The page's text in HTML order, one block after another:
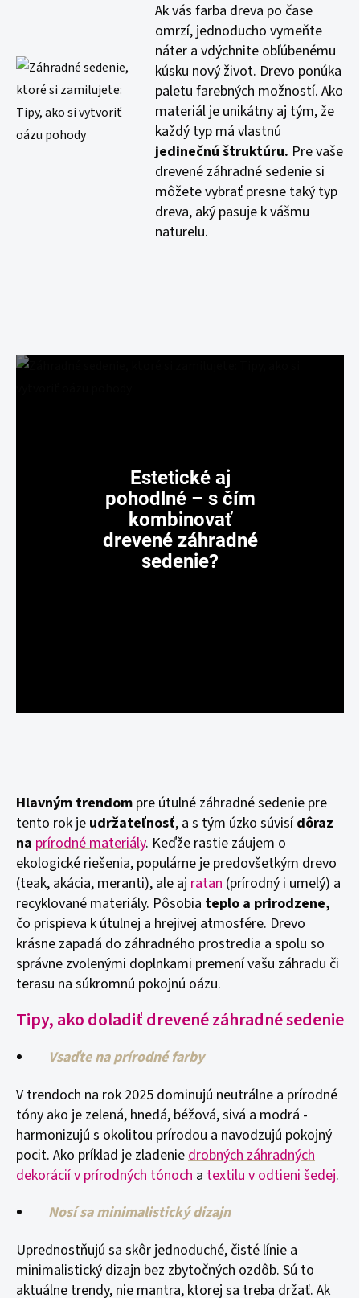
Ak vás farba dreva po čase
omrzí, jednoducho vymeňte
náter a vdýchnite obľúbenému
kúsku nový život. Drevo ponúka
paletu farebných možností. Ako
materiál je unikátny aj tým, že
každý typ má vlastnú
jedinečnú štruktúru. Pre vaše
drevené záhradné sedenie si
môžete vybrať presne taký typ
dreva, aký pasuje k vášmu
naturelu.
Estetické aj
pohodlné – s čím
kombinovať
drevené záhradné
sedenie?
Hlavným trendom pre útulné záhradné sedenie pre
tento rok je udržateľnosť, a s tým úzko súvisídôraz
na prírodné materiály. Keďže rastie záujem o
ekologické riešenia, populárne je predovšetkým drevo
(teak, akácia, meranti), ale aj ratan (prírodný i umelý) a
recyklované materiály. Pôsobia teplo a prirodzene,
čo prispieva k útulnej a hrejivej atmosfére. Drevo
krásne zapadá do záhradného prostredia a spolu so
správne zvolenými doplnkami premení vašu záhradu či
terasu na súkromnú pokojnú oázu.
Tipy, ako doladiť drevené záhradné sedenie
Vsaďte na prírodné farby
V trendoch na rok 2025 dominujú neutrálne a prírodné
tóny ako je zelená, hnedá, béžová, sivá a modrá -
harmonizujú s okolitou prírodou a navodzujú pokojný
pocit. Ako príklad je zladeniedrobných záhradných
dekorácií v prírodných tónoch a textilu v odtieni šedej.
Nosí sa minimalistický dizajn
Uprednostňujú sa skôr jednoduché, čisté línie a
minimalistický dizajn bez zbytočných ozdôb. Sú to
aktuálne trendy, nie mantra, ktorej sa treba držať. Ak